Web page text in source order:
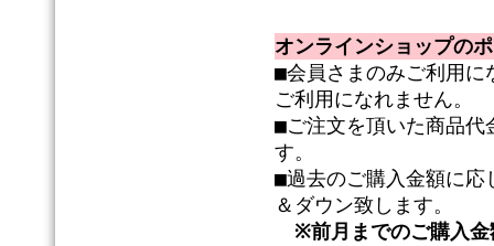
オンラインショップの
■会員さまのみご利用に
ご利用になれません。
■ご注文を頂いた商品代
す。
■過去のご購入金額に応
＆ダウン致します。
※前月までのご購入